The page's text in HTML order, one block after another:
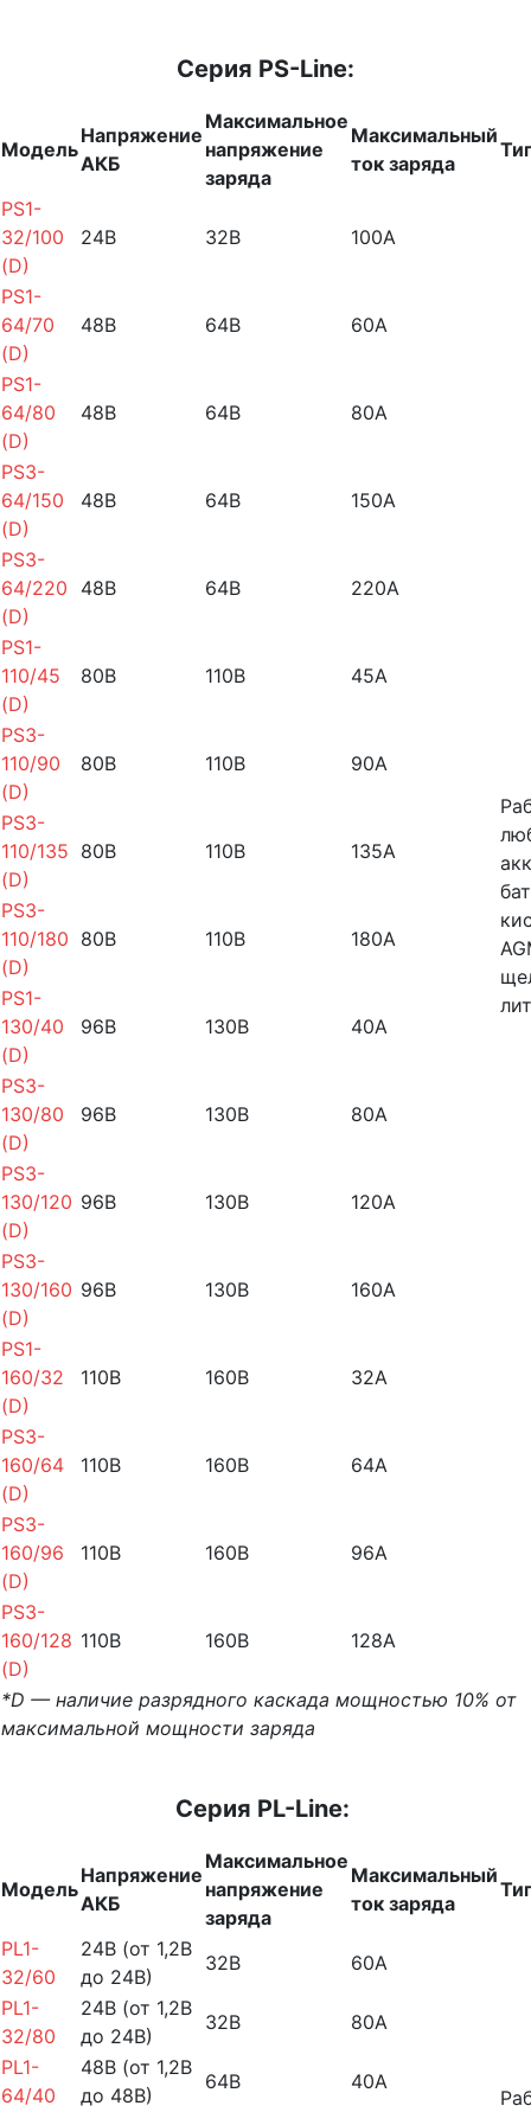
Серия PS-Line:
Модель
Напряжение
АКБ
Максимальное
напряжение
заряда
Максимальный
ток заряда
PS1-
32/100
(D)
24B 32B 100A
PS1-
64/70
(D)
48B 64B 60A
PS1-
64/80
(D)
48В 64В 80А
PS3-
64/150
(D)
48B 64B 150A
PS3-
64/220
(D)
48B 64B 220A
PS1-
110/45
(D)
80B 110B 45A
PS3-
110/90
(D)
80B 110B 90A
PS3-
110/135
(D)
80B 110B 135A
PS3-
110/180
(D)
80B 110B 180A
PS1-
130/40
(D)
96B 130B 40A
PS3-
130/80
(D)
96B 130B 80A
PS3-
130/120
(D)
96B 130B 120A
PS3-
130/160
(D)
96B 130B 160A
PS1-
160/32
(D)
110B 160B 32A
PS3-
160/64
(D)
110B 160B 64A
PS3-
160/96
(D)
110B 160B 96A
PS3-
160/128
(D)
110B 160B 128A
*D — наличие разрядного каскада мощностью 10% от
максимальной мощности заряда
Серия PL-Line:
Модель
Напряжение
АКБ
Максимальное
напряжение
заряда
Максимальный
ток заряда
PL1-
32/60
24В (от 1,2В
до 24В)
32В 60А
PL1-
32/80
24В (от 1,2В
до 24В)
32В
80А
PL1-
64/40
48В (от 1,2В
до 48В)
64В
40А